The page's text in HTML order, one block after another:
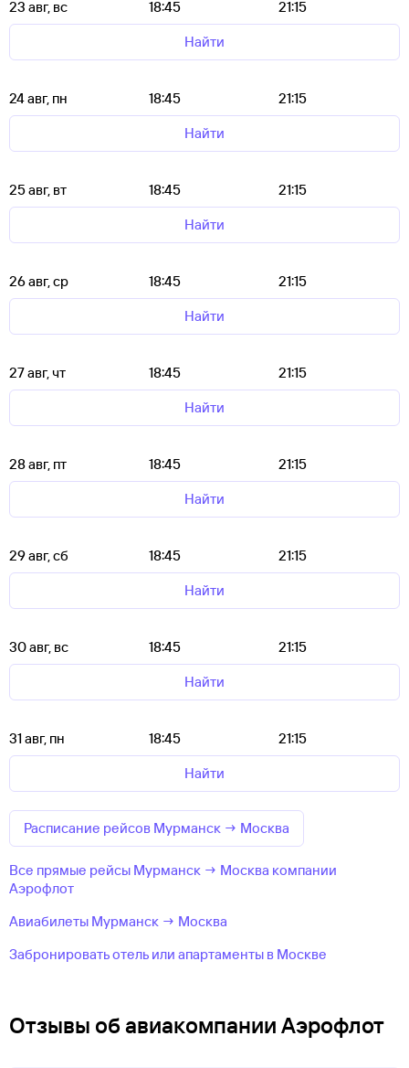
23 авг, вс 18:45
21:15
Найти
24 авг, пн 18:45
21:15
Найти
25 авг, вт 18:45
21:15
Найти
26 авг, ср 18:45
21:15
Найти
27 авг, чт 18:45
21:15
Найти
28 авг, пт 18:45
21:15
Найти
29 авг, сб 18:45
21:15
Найти
30 авг, вс 18:45
21:15
Найти
31 авг, пн 18:45
21:15
Найти
Расписание рейсов Мурманск → Москва
Все прямые рейсы Мурманск → Москва компании
Аэрофлот
Авиабилеты Мурманск → Москва
Забронировать отель или апартаменты в Москве
Отзывы об авиакомпании Аэрофлот